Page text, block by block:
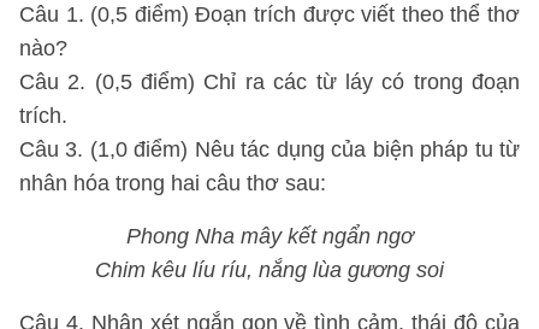
Câu 1. (0,5 điểm) Đoạn trích được viết theo thể thơ
nào?
Câu 2. (0,5 điểm) Chỉ ra các từ láy có trong đoạn
trích.
Câu 3. (1,0 điểm) Nêu tác dụng của biện pháp tu từ
nhân hóa trong hai câu thơ sau:
Phong Nha mây kết ngẩn ngơ
Chim kêu líu ríu, nắng lùa gương soi
Câu 4. Nhận xét ngắn gọn về tình cảm, thái độ của